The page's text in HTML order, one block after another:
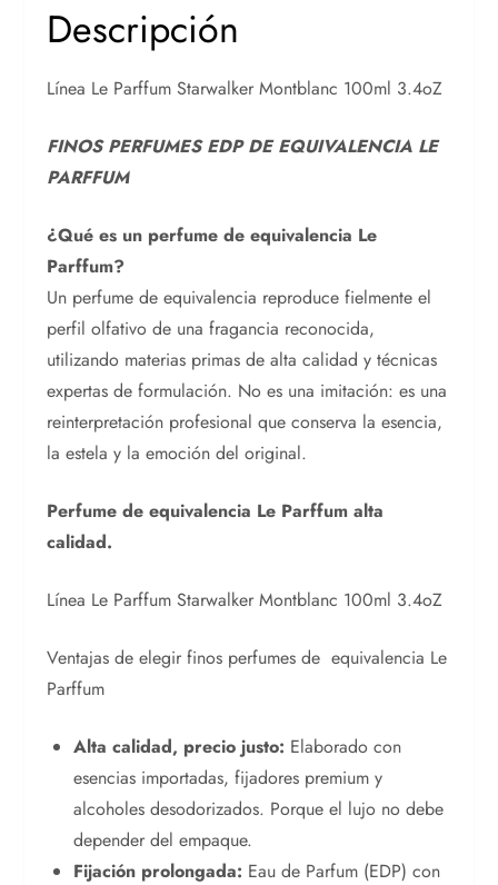
Descripción
Línea Le Parffum Starwalker Montblanc 100ml 3.4oZ
FINOS PERFUMES EDP DE EQUIVALENCIA LE
PARFFUM
¿Qué es un perfume de equivalencia Le
Parffum?
Un perfume de equivalencia reproduce fielmente el
perfil olfativo de una fragancia reconocida,
utilizando materias primas de alta calidad y técnicas
expertas de formulación. No es una imitación: es una
reinterpretación profesional que conserva la esencia,
la estela y la emoción del original.
Perfume de equivalencia Le Parffum alta
calidad.
Línea Le Parffum Starwalker Montblanc 100ml 3.4oZ
Ventajas de elegir finos perfumes de equivalencia Le
Parffum
Alta calidad, precio justo: Elaborado con
esencias importadas, fijadores premium y
alcoholes desodorizados. Porque el lujo no debe
depender del empaque.
Fijación prolongada: Eau de Parfum (EDP) con